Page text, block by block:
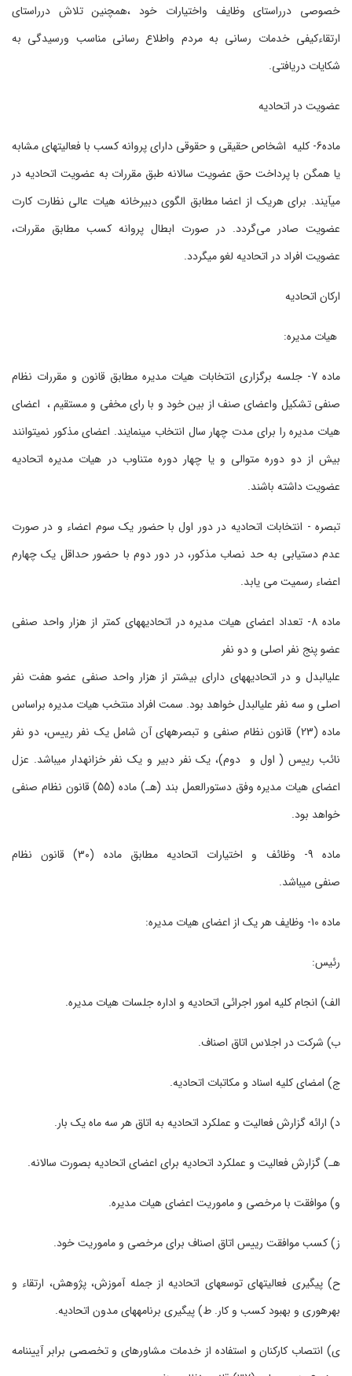
خصوصی درراستای وظایف واختیارات خود ،همچنین تلاش درراستای
ارتقاءکیفی خدمات رسانی به مردم واطلاع رسانی مناسب ورسیدگی به
شکایات دریافتی.
عضویت در اتحادیه
ماده6- کلیه اشخاص حقیقی و حقوقی دارای پروانه کسب با فعالیت‏های مشابه
یا همگن با پرداخت حق عضویت سالانه طبق مقررات به عضویت اتحادیه در
می‏آیند. برای هریک از اعضا مطابق الگوی دبیرخانه هیات عالی نظارت کارت
عضویت صادر می‌گردد. در صورت ابطال پروانه کسب مطابق مقررات،
عضویت افراد در اتحادیه لغو می‏گردد.
ارکان اتحادیه
هیات مدیره:
ماده 7- جلسه برگزاری انتخابات هیات مدیره مطابق قانون و مقررات نظام
صنفی تشکیل واعضای صنف از بین خود و با رای مخفی و مستقیم ، اعضای
هیات مدیره را برای مدت چهار سال انتخاب می‏نمایند. اعضای مذکور نمی‏توانند
بیش از دو دوره متوالی و یا چهار دوره متناوب در هیات مدیره اتحادیه
عضویت داشته باشند.
تبصره - انتخابات اتحادیه در دور اول با حضور یک سوم اعضاء و در صورت
عدم دستیابی به حد نصاب مذکور، در دور دوم با حضور حداقل یک چهارم
اعضاء رسمیت می یابد.
ماده 8- تعداد اعضای هیات مدیره در اتحادیه‏های کمتر از هزار واحد صنفی
عضو پنج نفر اصلی و دو نفر
علی‏البدل و در اتحادیه‏های دارای بیشتر از هزار واحد صنفی عضو هفت نفر
اصلی و سه نفر علی‏البدل خواهد بود. سمت افراد منتخب هیات مدیره براساس
ماده (23) قانون نظام صنفی و تبصره‏های آن شامل یک نفر رییس، دو نفر
نائب رییس ( اول و دوم)، یک نفر دبیر و یک نفر خزانه‏دار می‏باشد. عزل
اعضای هیات مدیره وفق دستورالعمل بند (ﻫـ) ماده (55) قانون نظام صنفی
خواهد بود.
ماده 9- وظائف و اختیارات اتحادیه مطابق ماده (30) قانون نظام
صنفی می‏باشد.
ماده 10- وظایف هر یک از اعضای هیات مدیره:
رئیس:
الف) انجام کلیه امور اجرائی اتحادیه و اداره جلسات هیات مدیره.
ب) شرکت در اجلاس اتاق اصناف.
ج) امضای کلیه اسناد و مکاتبات اتحادیه.
د) ارائه گزارش فعالیت و عملکرد اتحادیه به اتاق هر سه ماه یک بار.
ﻫـ) گزارش فعالیت و عملکرد اتحادیه برای اعضای اتحادیه بصورت سالانه.
و) موافقت با مرخصی و ماموریت اعضای هیات مدیره‏.
ز) کسب موافقت رییس اتاق اصناف برای مرخصی و ماموریت خود.
ح) پیگیری فعالیت‏های توسعه‏ای اتحادیه از جمله آموزش، پژوهش، ارتقاء و
بهره‏وری و بهبود کسب و کار. ط) پیگیری برنامه‏های مدون اتحادیه.
ی) انتصاب کارکنان و استفاده از خدمات مشاوره‏ای و تخصصی برابر آیین‏نامه